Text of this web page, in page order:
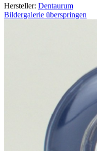
Hersteller: Dentaurum
Bildergalerie überspringen